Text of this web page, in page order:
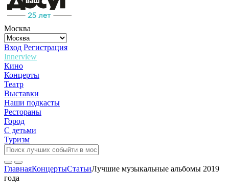
Москва
Вход Регистрация
Innerview
Кино
Концерты
Театр
Выставки
Наши подкасты
Рестораны
Город
С детьми
Туризм
ГлавнаяКонцертыСтатьиЛучшие музыкальные альбомы 2019
года